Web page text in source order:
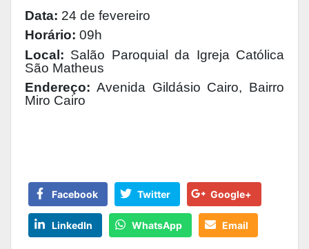
Data: 24 de fevereiro
Horário: 09h
Local: Salão Paroquial da Igreja Católica
São Matheus
Endereço: Avenida Gildásio Cairo, Bairro
Miro Cairo
Facebook Twitter Google+
LinkedIn WhatsApp Email